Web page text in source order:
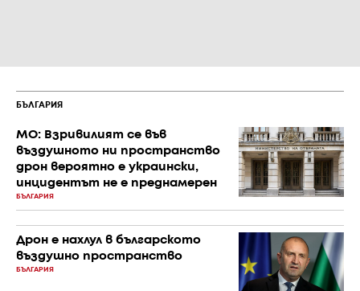
БЪЛГАРИЯ
МО: Взривилият се във
въздушното ни пространство
дрон вероятно е украински,
инцидентът не е преднамерен
БЪЛГАРИЯ
Дрон е нахлул в българското
въздушно пространство
БЪЛГАРИЯ